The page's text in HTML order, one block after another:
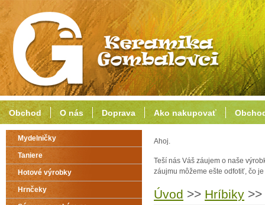
Ahoj.
Teší nás Váš záujem o naše
záujmu môžeme ešte odfotiť, čo
Úvod >> Hríbiky >>
Mydelničky
Taniere
Hotové výrobky
Hrnčeky
Obchod O nás Doprava Ako nakupovať